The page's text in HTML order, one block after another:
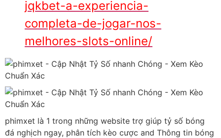
jqkbet-a-experiencia-
completa-de-jogar-nos-
melhores-slots-online/
phimxet là 1 trong những website trợ giúp tỷ số bóng
đá nghịch ngay, phân tích kèo cược and Thông tin bóng